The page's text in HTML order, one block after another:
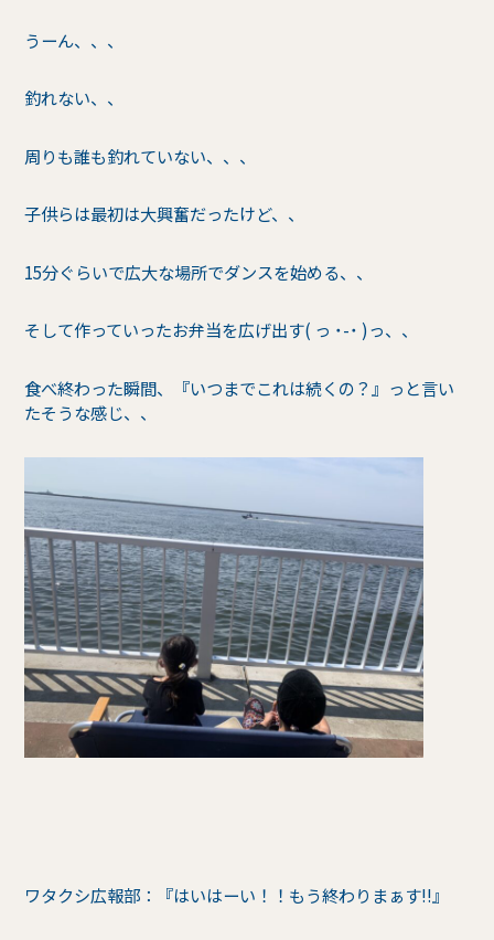
うーん、、、
釣れない、、
周りも誰も釣れていない、、、
子供らは最初は大興奮だったけど、、
15分ぐらいで広大な場所でダンスを始める、、
そして作っていったお弁当を広げ出す( っ ˙-˙ )っ、、
食べ終わった瞬間、『いつまでこれは続くの？』っと言い
たそうな感じ、、
ワタクシ広報部：『はいはーい！！もう終わりまぁす!!』